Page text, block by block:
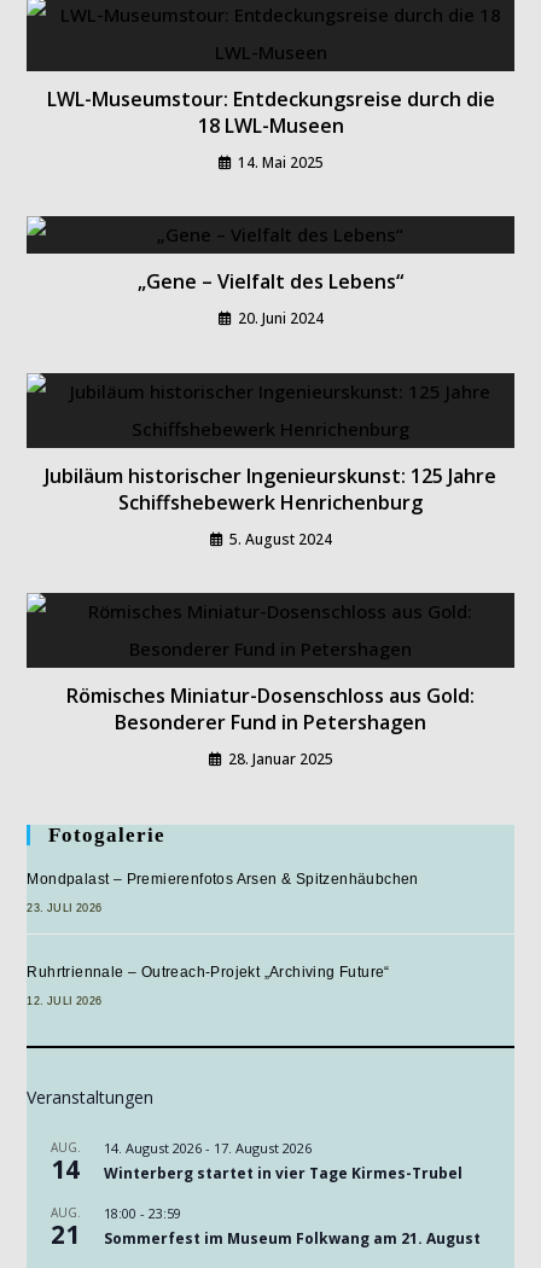
LWL-Museumstour: Entdeckungsreise durch die
18 LWL-Museen
14. Mai 2025
„Gene – Vielfalt des Lebens“
20. Juni 2024
Jubiläum historischer Ingenieurskunst: 125 Jahre
Schiffshebewerk Henrichenburg
5. August 2024
Römisches Miniatur-Dosenschloss aus Gold:
Besonderer Fund in Petershagen
28. Januar 2025
Fotogalerie
Mondpalast – Premierenfotos Arsen & Spitzenhäubchen
23. JULI 2026
Ruhrtriennale – Outreach-Projekt „Archiving Future“
12. JULI 2026
Veranstaltungen
AUG.
14
14. August 2026 - 17. August 2026
Winterberg startet in vier Tage Kirmes-Trubel
AUG.
21
18:00 -23:59
Sommerfest im Museum Folkwang am 21. August